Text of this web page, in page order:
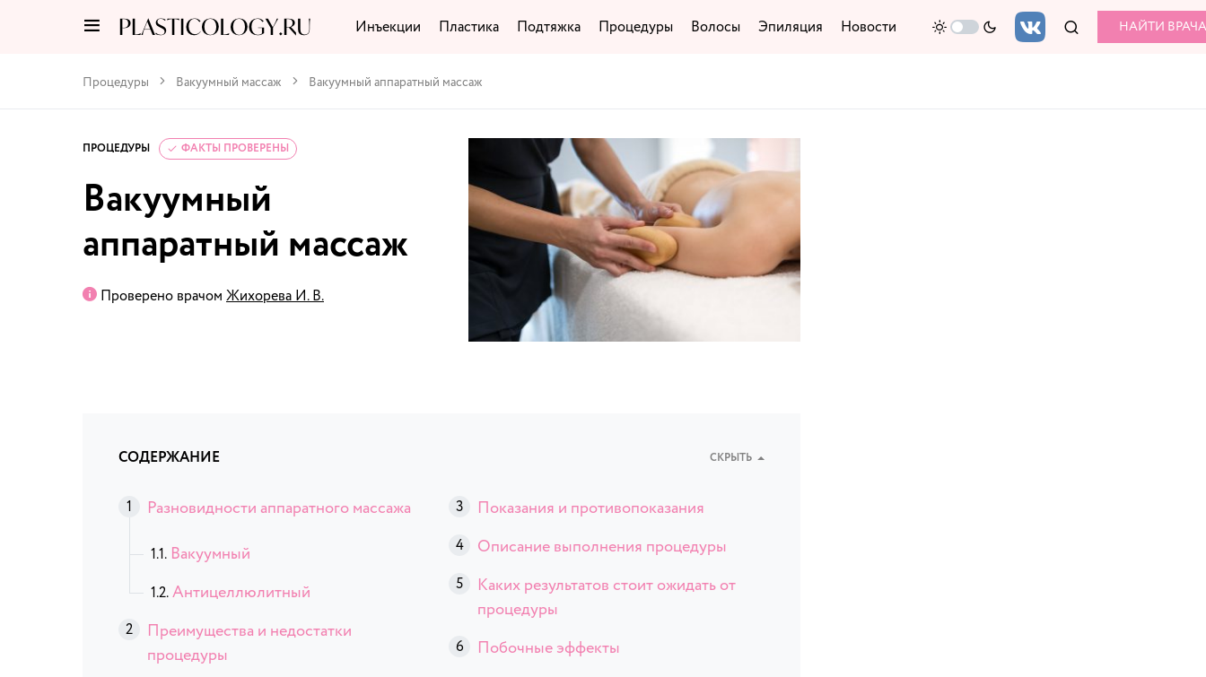
Инъекции Пластика Подтяжка Процедуры Волосы Эпиляция Новости НАЙТИ ВРАЧА
Процедуры Вакуумный массаж Вакуумный аппаратный массаж
ПРОЦЕДУРЫ ФАКТЫ ПРОВЕРЕНЫ
Вакуумный
аппаратный массаж
Проверено врачом Жихорева И. В.
СОДЕРЖАНИЕ СКРЫТЬ
Разновидности аппаратного массажа
Вакуумный
Антицеллюлитный
Преимущества и недостатки
процедуры
Показания и противопоказания
Описание выполнения процедуры
Каких результатов стоит ожидать от
процедуры
Побочные эффекты